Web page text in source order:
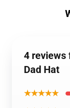
4 reviews
Dad Hat
★★★★★